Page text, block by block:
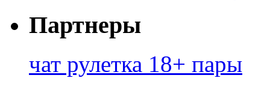
Партнеры
чат рулетка 18+ пары